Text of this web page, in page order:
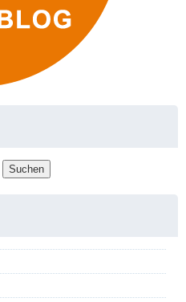
Suchen